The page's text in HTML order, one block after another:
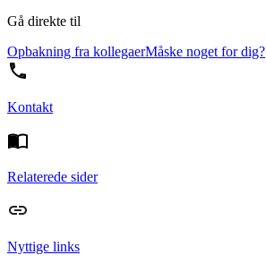
Gå direkte til
Opbakning fra kollegaerMåske noget for dig?
Kontakt
Relaterede sider
Nyttige links